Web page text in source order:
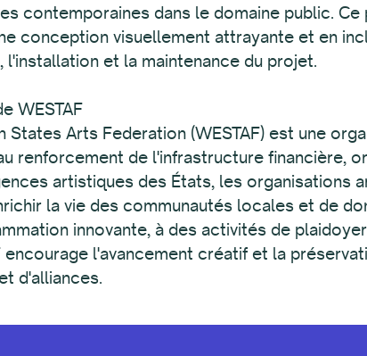
contemporaines dans le domaine public.
conception visuellement attrayante et en
l'installation et la maintenance du projet.
WESTAF
States Arts Federation (WESTAF) est une
renforcement de l'infrastructure financière,
artistiques des États, les
la vie des communautés locales et de
innovante, à des activités de
encourage l'avancement créatif et la
d'alliances.